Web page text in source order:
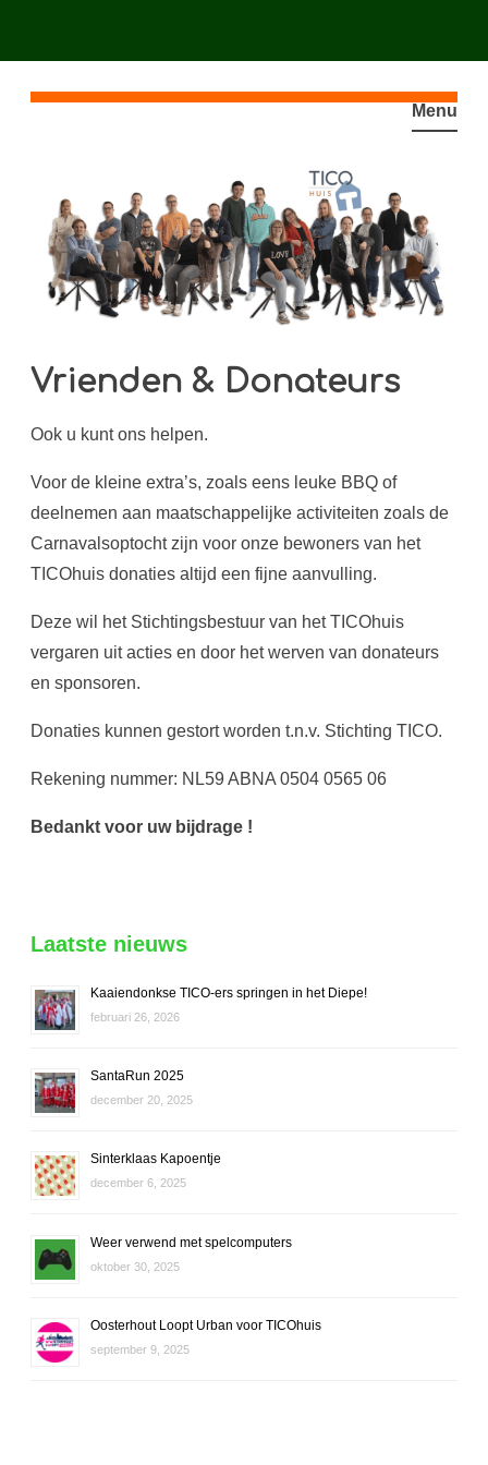
naar
Menu
Vrienden & Donateurs
Ook u kunt ons helpen.
Voor de kleine extra’s, zoals eens leuke BBQ of
deelnemen aan maatschappelijke activiteiten zoals de
Carnavalsoptocht zijn voor onze bewoners van het
TICOhuis donaties altijd een fijne aanvulling.
Deze wil het Stichtingsbestuur van het TICOhuis
vergaren uit acties en door het werven van donateurs
en sponsoren.
Donaties kunnen gestort worden t.n.v. Stichting TICO.
Rekening nummer: NL59 ABNA 0504 0565 06
Bedankt voor uw bijdrage !
Laatste nieuws
Kaaiendonkse TICO-ers springen in het Diepe!
februari 26, 2026
SantaRun 2025
december 20, 2025
Sinterklaas Kapoentje
december 6, 2025
Weer verwend met spelcomputers
oktober 30, 2025
Oosterhout Loopt Urban voor TICOhuis
september 9, 2025